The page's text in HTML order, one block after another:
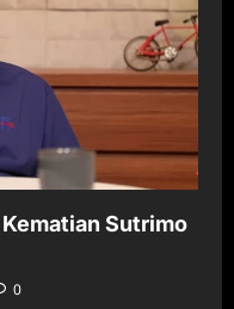
Sutrimo
0